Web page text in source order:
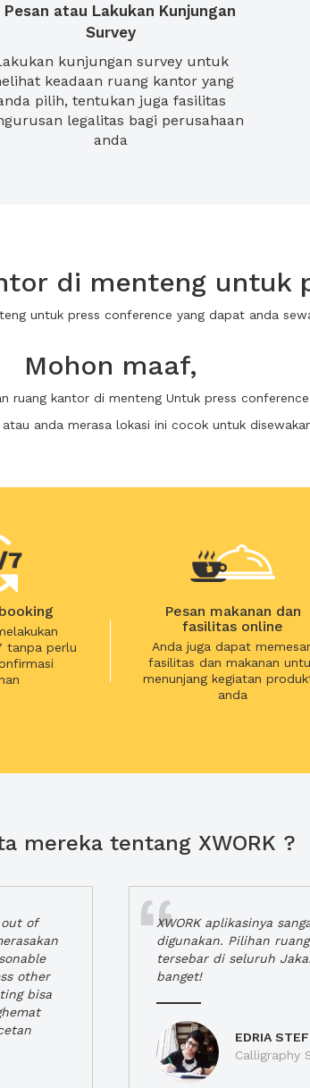
Pesan atau Lakukan Kunjungan
Survey
kunjungan survey untuk
keadaan ruang kantor yang
pilih, tentukan juga fasilitas
legalitas bagi perusahaan
anda
di menteng untuk
untuk press conference yang dapat anda
Mohon maaf,
ruang kantor di menteng Untuk press conference
anda merasa lokasi ini cocok untuk
tanpa perlu
Pesan makanan dan
fasilitas online
Anda juga dapat
fasilitas dan makanan
menunjang kegiatan
anda
mereka tentang XWORK ?
of
other
bisa
XWORK aplikasinya
digunakan. Pilihan
tersebar di seluruh
banget!
EDRIA
Calligraphy